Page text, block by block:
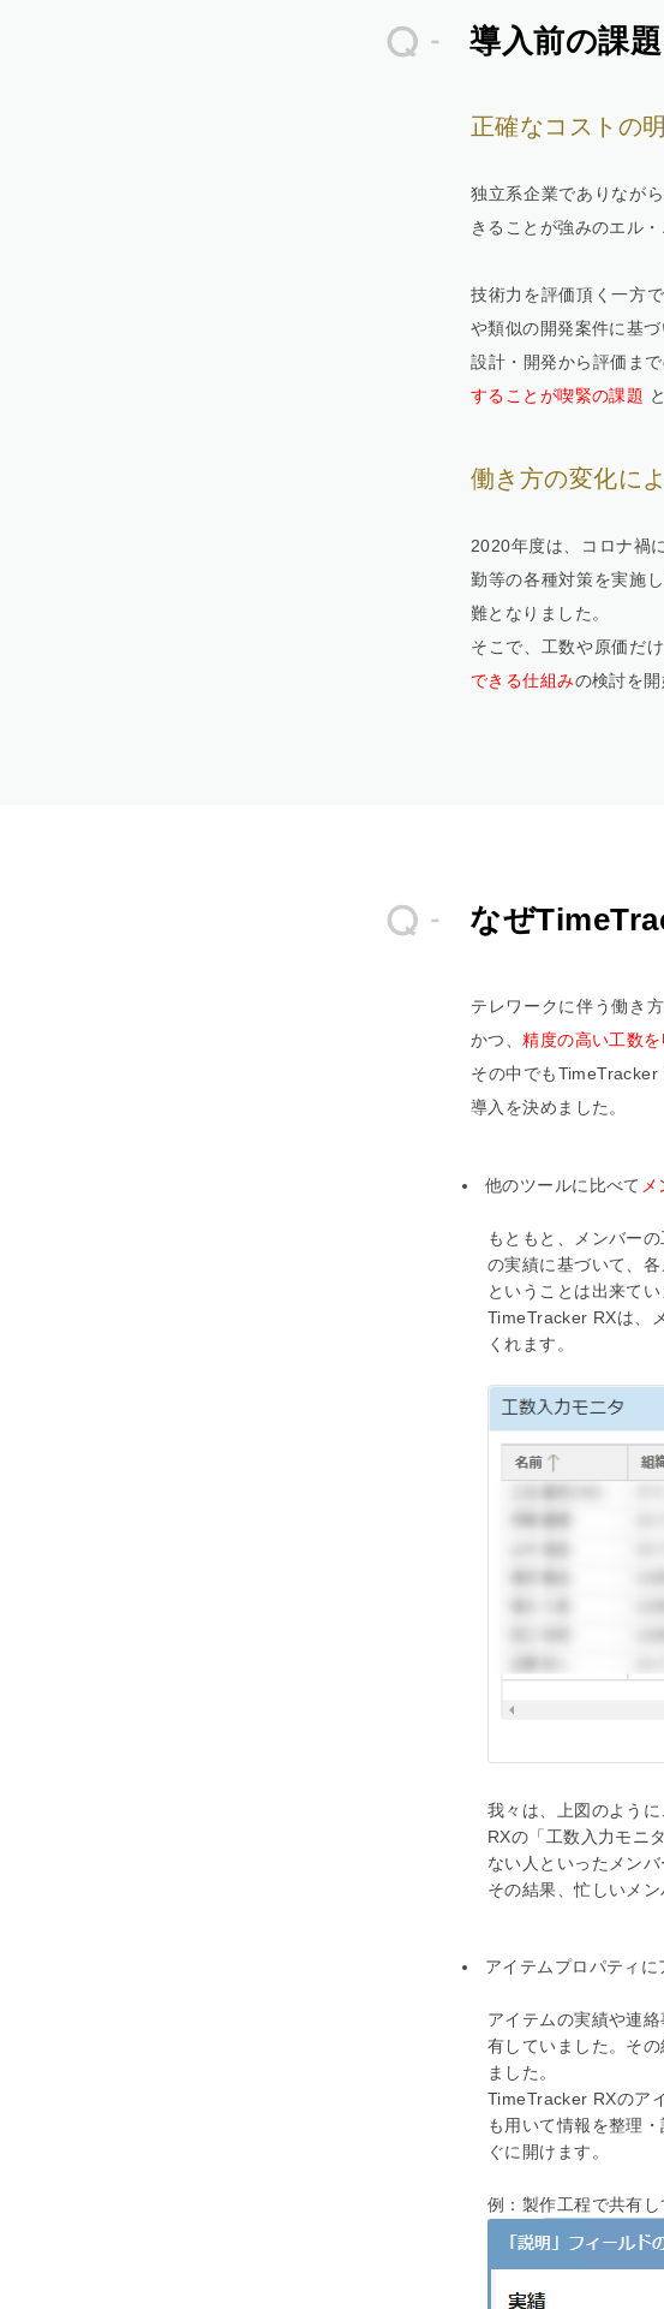
導入前の課
正確なコストの
独立系企業でありなが
きることが強みのエル
技術力を評価頂く一方
や類似の開発案件に基
設計・開発から評価ま
することが喫緊の課題
働き方の変化に
2020年度は、コロナ禍
勤等の各種対策を実施
難となりました。
そこで、工数や原価だけ
できる仕組みの検討を開
なぜ
テレワークに伴う働き
かつ、精度の高い工数
その中でもTimeTracker
導入を決めました。
他のツールに比べて メ
もともと、メンバー
の実績に基づいて、
ということは出来てい
TimeTracker RXは、
くれます。
我々は、上図のよう
RXの「工数入力モニ
ない人といったメン
その結果、忙しいメ
アイテムプロパティ
アイテムの実績や連
有していました。そ
ました。
TimeTracker RXのア
も用いて情報を整理
ぐに開けます。
例：製作工程で共有